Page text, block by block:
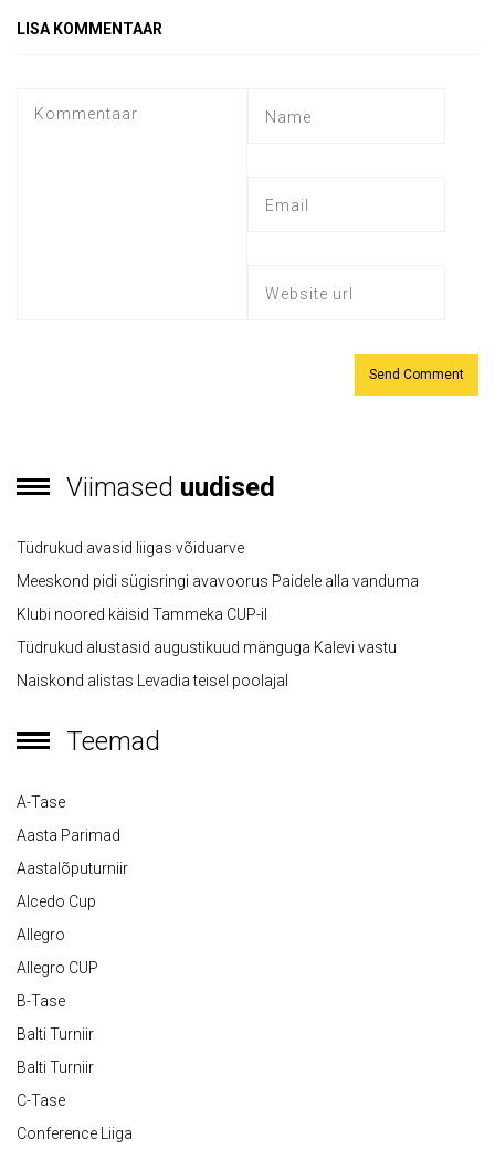
LISA KOMMENTAAR
Viimased uudised
Tüdrukud avasid liigas võiduarve
Meeskond pidi sügisringi avavoorus Paidele alla vanduma
Klubi noored käisid Tammeka CUP-il
Tüdrukud alustasid augustikuud mänguga Kalevi vastu
Naiskond alistas Levadia teisel poolajal
Teemad
A-Tase
Aasta Parimad
Aastalõputurniir
Alcedo Cup
Allegro
Allegro CUP
B-Tase
Balti Turniir
Balti Turniir
C-Tase
Conference Liiga